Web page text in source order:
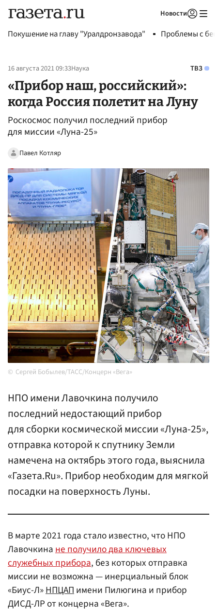
Новости
Покушение на главу "Уралдронзавода" Проблемы с
16 августа 2021 09:33Наука ТВЗ
«Прибор наш, российский»:
когда Россия полетит на Луну
Роскосмос получил последний прибор
для миссии «Луна-25»
Павел Котляр
Сергей Бобылев/ТАСС/Концерн «Вега»
НПО имени Лавочкина получило
последний недостающий прибор
для сборки космической миссии «Луна-25»,
отправка которой к спутнику Земли
намечена на октябрь этого года, выяснила
«Газета.Ru». Прибор необходим для мягкой
посадки на поверхность Луны.
В марте 2021 года стало известно, что НПО
Лавочкинане получило два ключевых
служебных прибора, без которых отправка
миссии не возможна — инерциальный блок
«Биус-Л»НПЦАПимени Пилюгина и прибор
ДИСД-ЛР от концерна «Вега».